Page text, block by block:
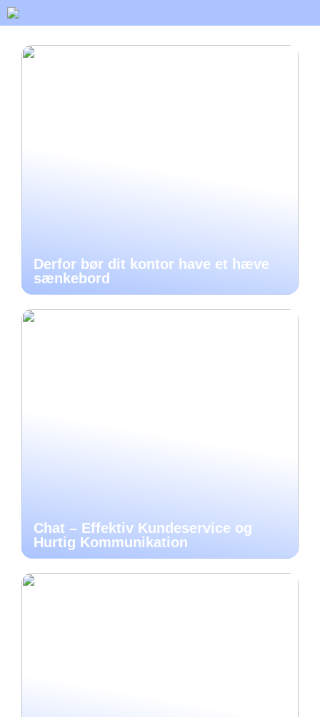
Derfor bør dit kontor have et hæve
sænkebord
Chat – Effektiv Kundeservice og
Hurtig Kommunikation